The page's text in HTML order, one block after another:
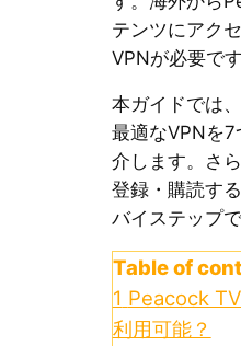
テンツにアク
VPNが必要です
本ガイドでは
最適なVPNを
介します。さ
登録・購読す
バイステップ
Table of
1 Peacock
利用可能？